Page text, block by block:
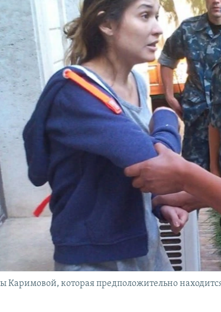
Каримовой, которая предположительно